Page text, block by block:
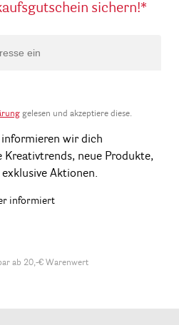
sichern!*
gelesen und akzeptiere diese.
wir dich
neue Produkte,
Aktionen.
informiert
ab 20,-€ Warenwert